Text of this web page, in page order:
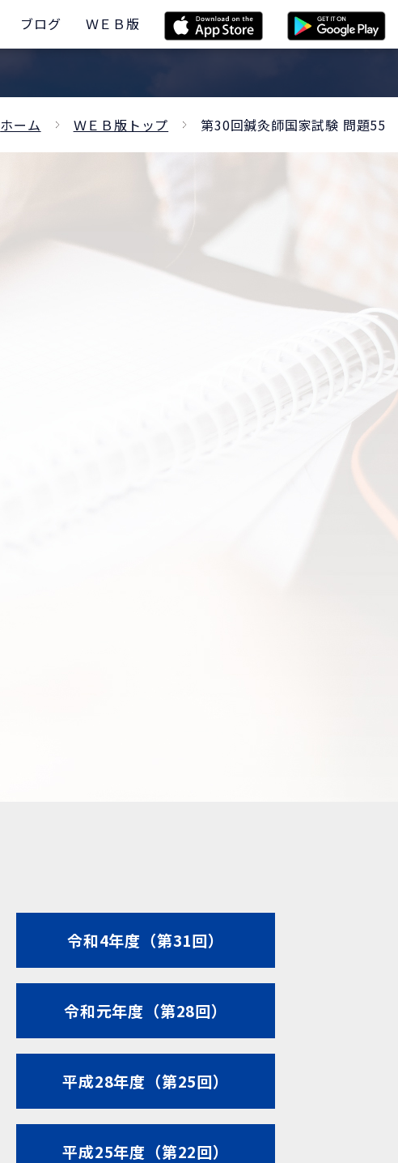
ブログ ＷＥＢ版
ホーム ＷＥＢ版トップ 第30回鍼灸師国家試験 問題55
令和4年度（第31回）
令和元年度（第28回）
平成28年度（第25回）
平成25年度（第22回）